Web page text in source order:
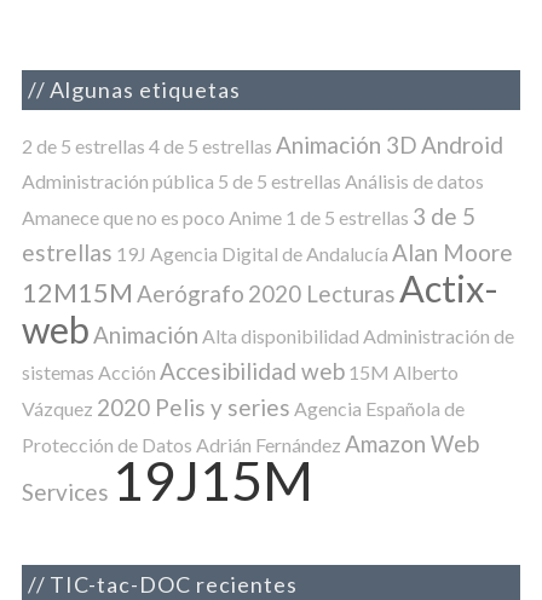
Algunas etiquetas
2 de 5 estrellas 4 de 5 estrellas Animación 3DAndroid
Administración pública 5 de 5 estrellas Análisis de datos
Amanece que no es poco Anime 1 de 5 estrellas 3 de 5
estrellas 19J Agencia Digital de Andalucía Alan Moore
12M15M Aerógrafo 2020 LecturasActix-
webAnimación Alta disponibilidad Administración de
sistemas Acción Accesibilidad web 15M Alberto
Vázquez 2020 Pelis y series Agencia Española de
Protección de Datos Adrián Fernández Amazon Web
Services 19J15M
TIC-tac-DOC recientes